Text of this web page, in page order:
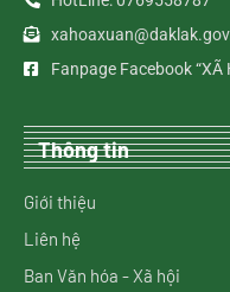
Fanpage Facebook “XÃ
Thông tin
Giới thiệu
Liên hệ
Ban Văn hóa - Xã hội